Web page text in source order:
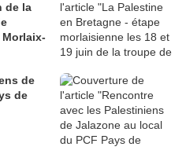
de la
Morlaix-
de
de